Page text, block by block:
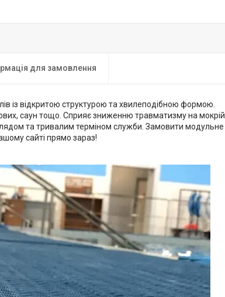
для замовлення
із відкритою структурою та хвилеподібною формою.
саун тощо. Сприяє зниженню травматизму на мокрій
та тривалим терміном служби. Замовити модульне
сайті прямо зараз!